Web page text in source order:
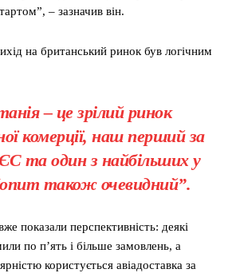
– зазначив він.
на британський ринок був логічним
– це зрілий ринок
комерції, наш перший за
та один з найбільших у
також очевидний”.
показали перспективність: деякі
по п’ять і більше замовлень, а
користується авіадоставка за